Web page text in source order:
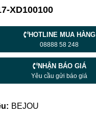
XD100100
HOTLINE MUA HÀNG
08888 58 248
NHẬN BÁO GIÁ
Yêu cầu gửi báo giá
BEJOU